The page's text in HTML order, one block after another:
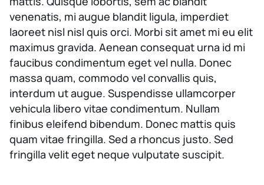
venenatis, mi augue blandit ligula, imperdiet
laoreet nisl nisl quis orci. Morbi sit amet mi eu elit
maximus gravida. Aenean consequat urna id mi
faucibus condimentum eget vel nulla. Donec
massa quam, commodo vel convallis quis,
interdum ut augue. Suspendisse ullamcorper
vehicula libero vitae condimentum. Nullam
finibus eleifend bibendum. Donec mattis quis
quam vitae fringilla. Sed a rhoncus justo. Sed
fringilla velit eget neque vulputate suscipit.